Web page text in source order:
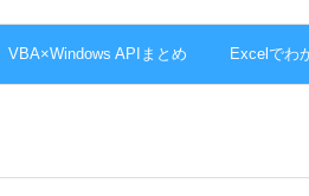
VBA×Windows APIまとめ Excelでわ